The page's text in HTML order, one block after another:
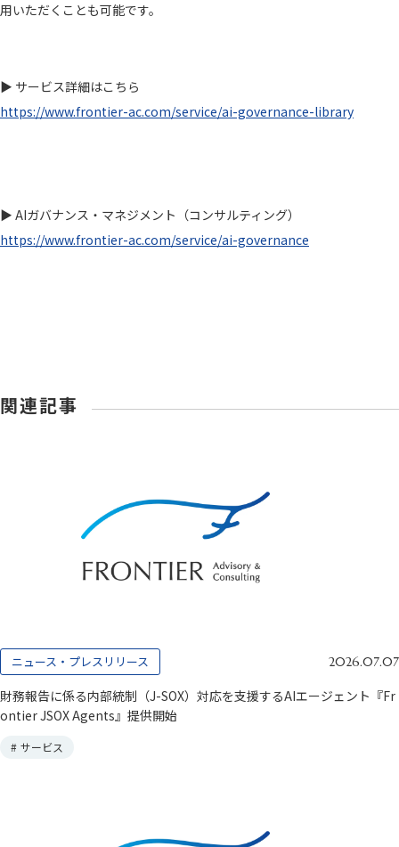
用いただくことも可能です。
▶ サービス詳細はこちら
https://www.frontier-ac.com/service/ai-governance-library
▶ AIガバナンス・マネジメント（コンサルティング）
https://www.frontier-ac.com/service/ai-governance
関連記事
ニュース・プレスリリース 2026.07.07
財務報告に係る内部統制（J-SOX）対応を支援するAIエージェント『Fr
ontier JSOX Agents』提供開始
# サービス